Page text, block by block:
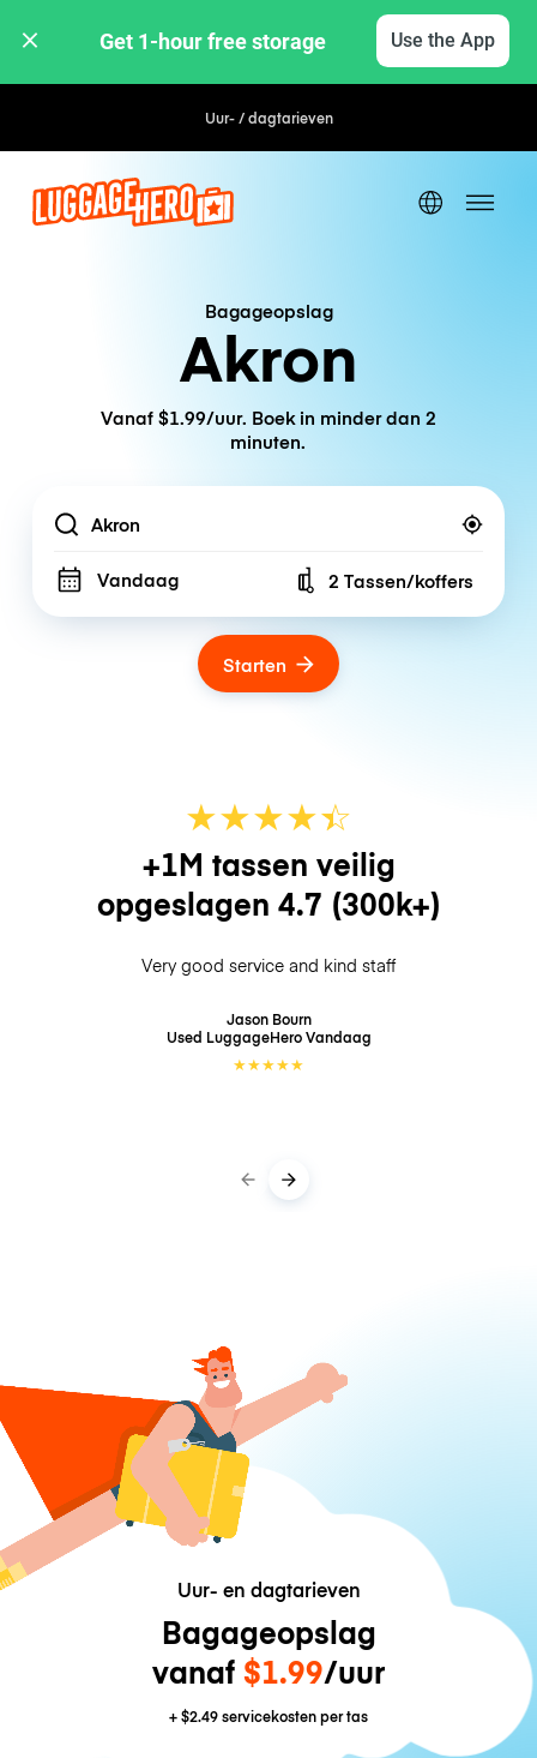
Get 1-hour free storage Use the App
Uur- / dagtarieven
Bagageopslag
Akron
Vanaf $1.99/uur. Boek in minder dan 2
minuten.
Location
Vandaag Number of bags
2 Tassen/koffers
Starten
★★★★☆
★
+1M tassen veilig
opgeslagen 4.7 (300k+)
Very good service and kind staff
Jason Bourn
Used LuggageHeroVandaag
★★★★★
Uur- en dagtarieven
Bagageopslag
vanaf $1.99/uur
+$2.49servicekosten per tas